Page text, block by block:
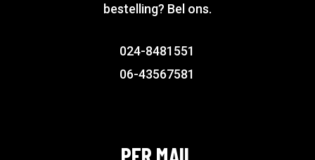
bestelling? Bel ons.
024-8481551
06-43567581